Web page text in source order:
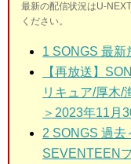
最新の配信状況はU-
ください。
1 SONGS 最新
【再放送】
リキュア/厚木/
＞2023年11月
2 SONGS 過去
SEVENTEEN